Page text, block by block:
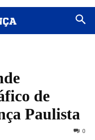
de
Paulista
0